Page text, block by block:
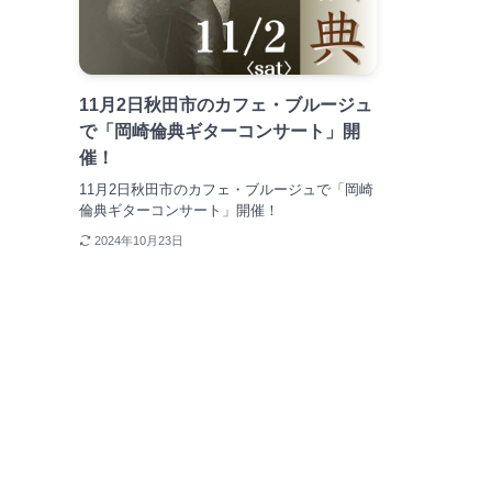
11月2日秋田市のカフェ・ブルージュ
で「岡崎倫典ギターコンサート」開
催！
11月2日秋田市のカフェ・ブルージュで「岡崎
倫典ギターコンサート」開催！
2024年10月23日